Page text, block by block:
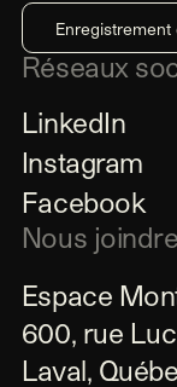
Réseaux
LinkedIn
Instagram
Facebook
Nous joindre
Espace
600, rue
Laval,